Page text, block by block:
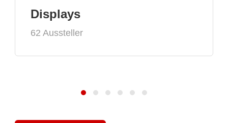
Displays
62 Aussteller